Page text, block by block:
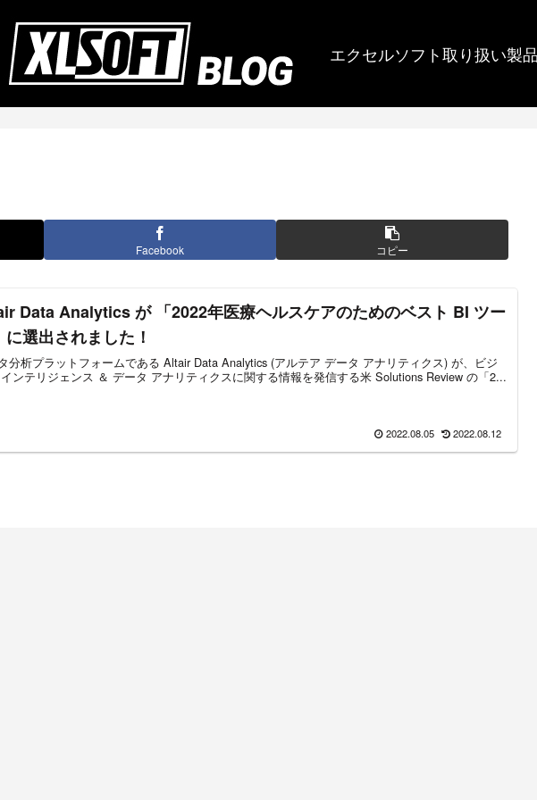
エクセルソフト取り扱い製
Facebook コピー
Data Analytics が 「2022年医療ヘルスケアのためのベスト BI ツー
に選出されました！
分析プラットフォームである Altair Data Analytics (アルテア データ アナリティクス) が、ビジ
ンテリジェンス ＆ データ アナリティクスに関する情報を発信する米 Solutions Review の「2...
2022.08.05 2022.08.12